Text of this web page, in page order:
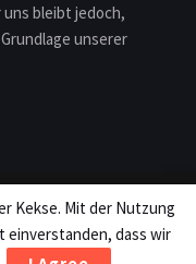
bleibt jedoch,
unserer
Teilnahmebedingungen
reserved.
Kekse. Mit der Nutzung
einverstanden, dass wir